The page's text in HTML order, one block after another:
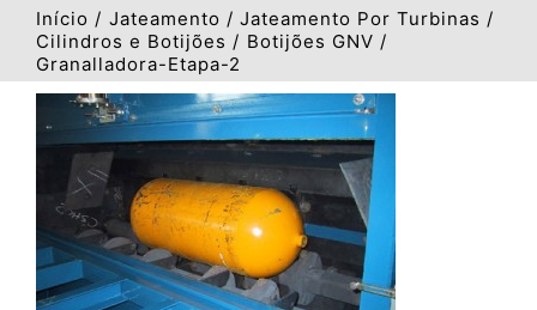
Início Jateamento
Jateamento Por Turbinas
Cilindros e Botijões
Botijões GNV
Granalladora-Etapa-2